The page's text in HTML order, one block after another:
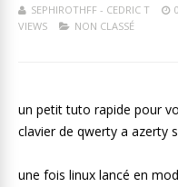
SEPHIROTHFF - CEDRIC T
VIEWS
NON CLASSÉ
un petit tuto rapide pour
clavier de qwerty a azerty
une fois linux lancé en